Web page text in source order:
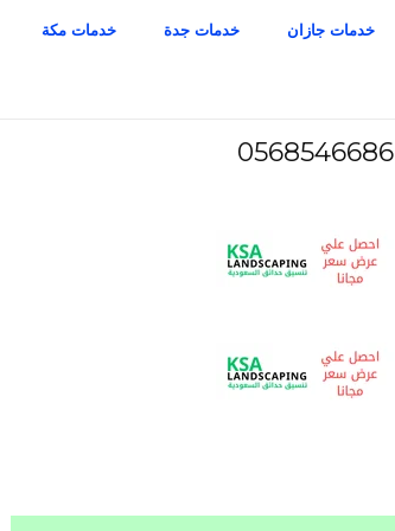
خدمات جازان خدمات جدة خدمات مكة
0568546686